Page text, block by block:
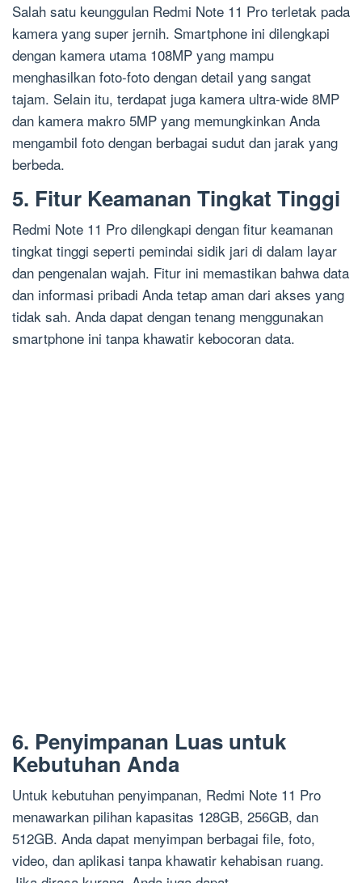
Salah satu keunggulan Redmi Note 11 Pro terletak pada
kamera yang super jernih. Smartphone ini dilengkapi
dengan kamera utama 108MP yang mampu
menghasilkan foto-foto dengan detail yang sangat
tajam. Selain itu, terdapat juga kamera ultra-wide 8MP
dan kamera makro 5MP yang memungkinkan Anda
mengambil foto dengan berbagai sudut dan jarak yang
berbeda.
5. Fitur Keamanan Tingkat Tinggi
Redmi Note 11 Pro dilengkapi dengan fitur keamanan
tingkat tinggi seperti pemindai sidik jari di dalam layar
dan pengenalan wajah. Fitur ini memastikan bahwa data
dan informasi pribadi Anda tetap aman dari akses yang
tidak sah. Anda dapat dengan tenang menggunakan
smartphone ini tanpa khawatir kebocoran data.
6. Penyimpanan Luas untuk
Kebutuhan Anda
Untuk kebutuhan penyimpanan, Redmi Note 11 Pro
menawarkan pilihan kapasitas 128GB, 256GB, dan
512GB. Anda dapat menyimpan berbagai file, foto,
video, dan aplikasi tanpa khawatir kehabisan ruang.